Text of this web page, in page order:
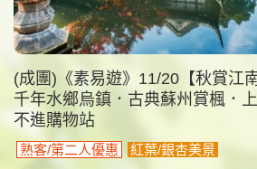
(成團)《素易遊》11/20【秋賞江
千年水鄉烏鎮．古典蘇州賞楓．
不進購物站
熟客/第二人優惠 紅葉/銀杏美景